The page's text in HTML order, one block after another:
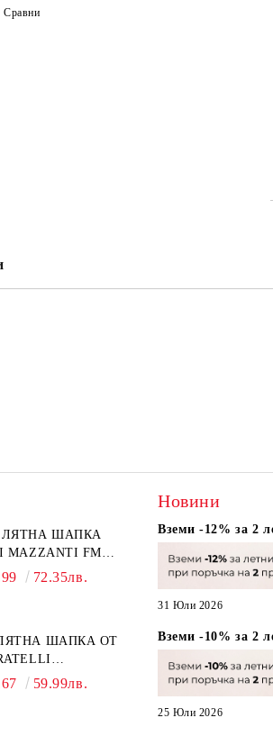
Сравни
ШАПКА
MAZZANTI FM
ЖЪЛТО
72.35лв.
ШАПКА ОТ
FM 7932,
59.99лв.
Новини
Вземи -12% за 2
31 Юли 2026
Вземи -10% за 2
25 Юли 2026